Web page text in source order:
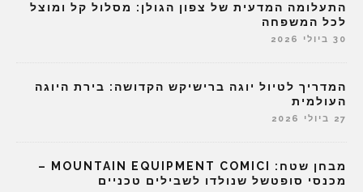
התעלומה המדעית של צפון הגולן: מסלול קל ומוצל
לכל המשפחה
30 ביולי 2026
המדריך לטיול יוגה ברישיקש הקדושה: בירת היוגה
העולמית
27 ביולי 2026
מבחן שטח: MOUNTAIN EQUIPMENT COMICI –
מכנסי סופטשל שנולדו לשבילים טכניים